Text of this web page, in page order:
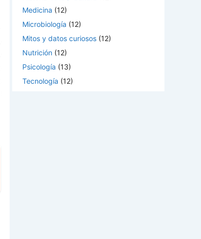
Medicina (12)
Microbiología (12)
Mitos y datos curiosos (12)
Nutrición (12)
Psicología (13)
Tecnología (12)